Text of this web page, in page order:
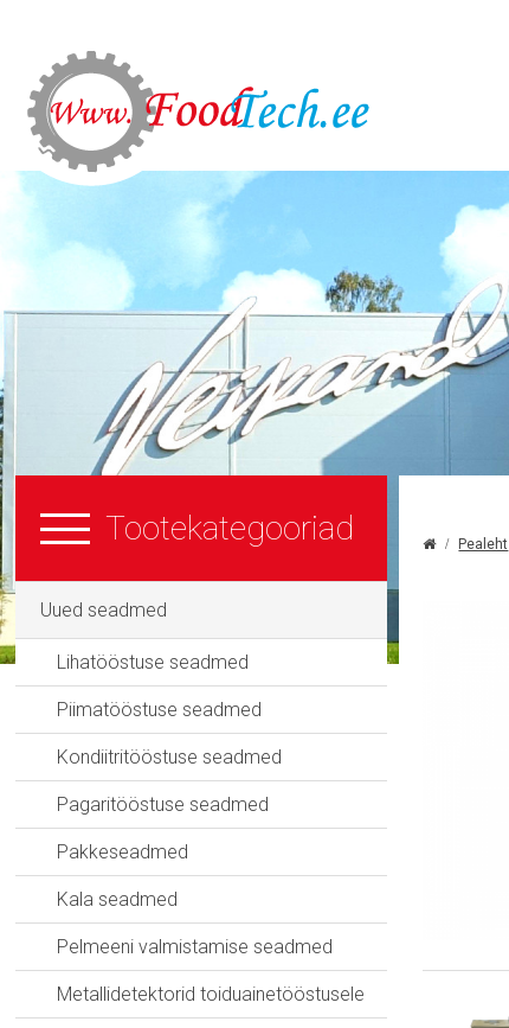
Tootekategooriad
Uued seadmed
Lihatööstuse seadmed
Piimatööstuse seadmed
Kondiitritööstuse seadmed
Pagaritööstuse seadmed
Pakkeseadmed
Kala seadmed
Pelmeeni valmistamise seadmed
Metallidetektorid toiduainetööstusele
Pealeht